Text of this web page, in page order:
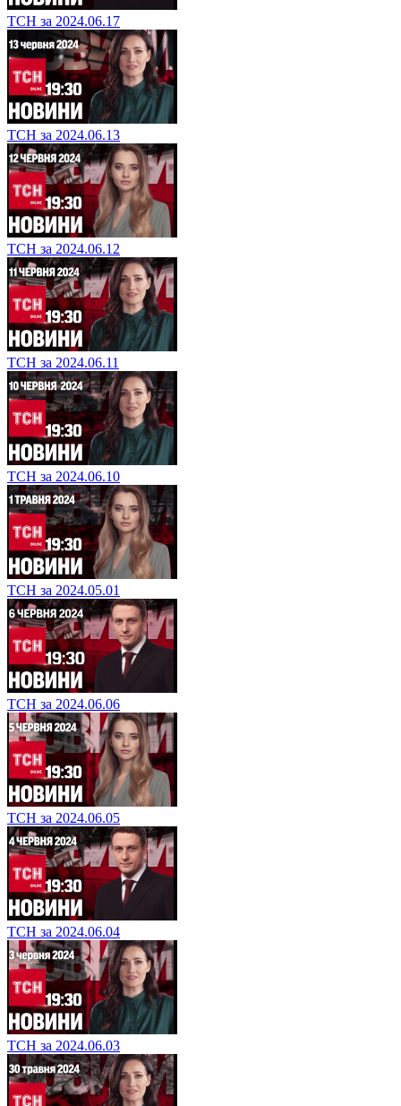
ТСН за 2024.06.17
ТСН за 2024.06.13
ТСН за 2024.06.12
ТСН за 2024.06.11
ТСН за 2024.06.10
ТСН за 2024.05.01
ТСН за 2024.06.06
ТСН за 2024.06.05
ТСН за 2024.06.04
ТСН за 2024.06.03